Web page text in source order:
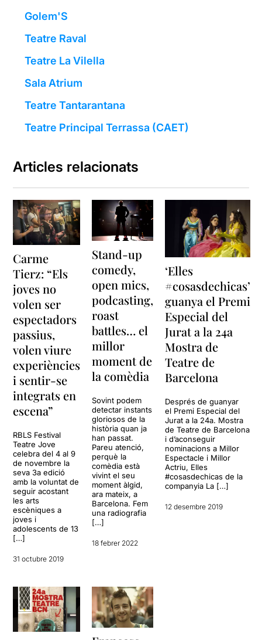
Golem'S
Teatre Raval
Teatre La Vilella
Sala Atrium
Teatre Tantarantana
Teatre Principal Terrassa (CAET)
Articles relacionats
Carme
Tierz: “Els
joves no
volen ser
espectadors
passius,
volen viure
experiències
i sentir-se
integrats en
escena”
RBLS Festival
Teatre Jove
celebra del 4 al 9
de novembre la
seva 3a edició
amb la voluntat de
seguir acostant
les arts
escèniques a
joves i
adolescents de 13
[…]
31 octubre 2019
Stand-up
comedy,
open mics,
podcasting,
roast
battles… el
millor
moment de
la comèdia
Sovint podem
detectar instants
gloriosos de la
història quan ja
han passat.
Pareu atenció,
perquè la
comèdia està
vivint el seu
moment àlgid,
ara mateix, a
Barcelona. Fem
una radiografia
[…]
18 febrer 2022
‘Elles
#cosasdechicas’
guanya el Premi
Especial del
Jurat a la 24a
Mostra de
Teatre de
Barcelona
Després de guanyar
el Premi Especial del
Jurat a la 24a. Mostra
de Teatre de Barcelona
i d’aconseguir
nominacions a Millor
Espectacle i Millor
Actriu, Elles
#cosasdechicas de la
companyia La […]
12 desembre 2019